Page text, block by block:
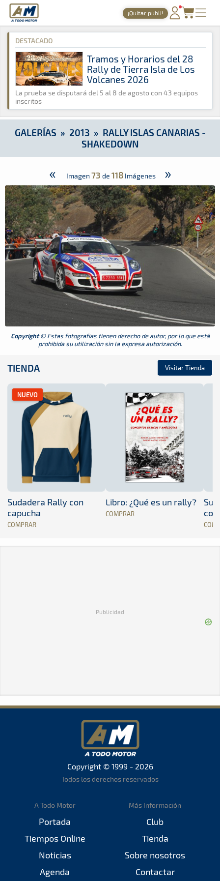
A Todo Motor · Revista del motor desde 1999
¡Quitar publi!
PORTADA
TIEMPOS ONLINE
NOTICIAS
AGENDA
GALERÍAS
TIENDA
A Todo Motor » Galerías » 2013 » Rally Islas Canarias -
DESTACADO
Tramos y Horarios del 28
Rally de Tierra Isla de Los
Volcanes 2026
La prueba se disputará del 5 al 8 de agosto con 43 equipos
inscritos
GALERÍAS » 2013 » RALLY ISLAS CANARIAS -
SHAKEDOWN
« Imagen 73 de 118Imágenes »
Copyright© Estas fotografias tienen derecho de autor, por lo que está
prohibida su utilización sin la expresa autorización.
TIENDA Visitar Tienda
NUEVO
Sudadera Rally con
capucha
COMPRAR
Libro: ¿Qué es un rally?
COMPRAR
Publicidad
Copyright © 1999 - 2026
Todos los derechos reservados
A Todo Motor
Portada
Tiempos Online
Noticias
Agenda
Más Información
Club
Tienda
Sobre nosotros
Contactar